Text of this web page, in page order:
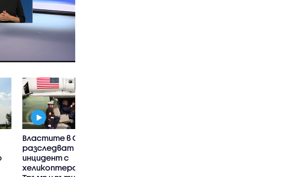
Властите в САЩ
разследват
инцидент с
хеликоптера на